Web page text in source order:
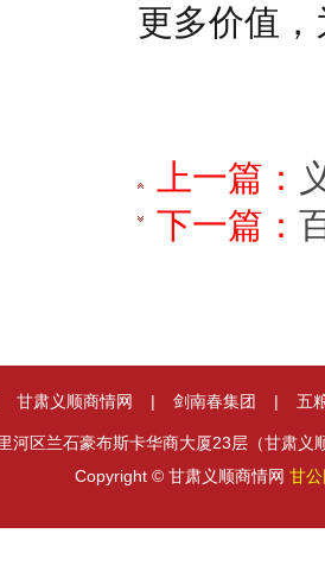
更多价值
上一篇：
下一篇：
甘肃义顺商情网 | 剑南春集团 | 五
河区兰石豪布斯卡华商大厦23层（甘肃
Copyright © 甘肃义顺商情网 甘